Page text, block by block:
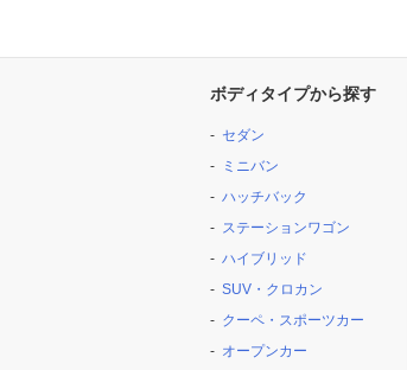
ボディタイプから探す
セダン
ミニバン
ハッチバック
ステーションワゴン
ハイブリッド
SUV・クロカン
クーペ・スポーツカー
オープンカー